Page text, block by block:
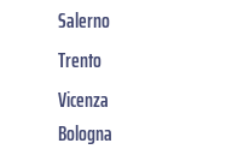
Salerno
Trento
Vicenza
Bologna